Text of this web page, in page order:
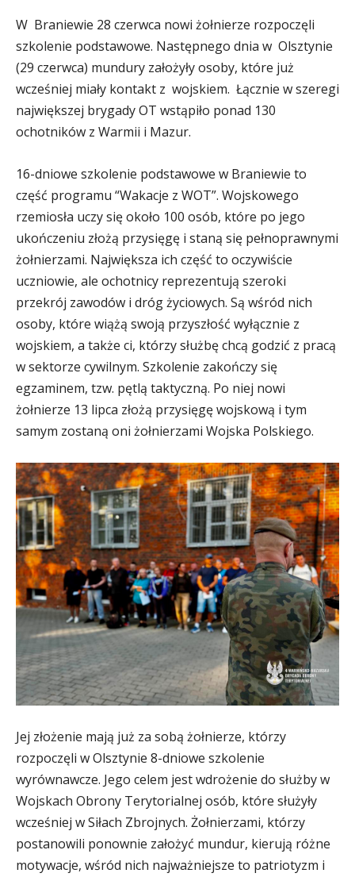
W Braniewie 28 czerwca nowi żołnierze rozpoczęli
szkolenie podstawowe. Następnego dnia w Olsztynie
(29 czerwca) mundury założyły osoby, które już
wcześniej miały kontakt z wojskiem. Łącznie w szeregi
największej brygady OT wstąpiło ponad 130
ochotników z Warmii i Mazur.
16-dniowe szkolenie podstawowe w Braniewie to
część programu “Wakacje z WOT”. Wojskowego
rzemiosła uczy się około 100 osób, które po jego
ukończeniu złożą przysięgę i staną się pełnoprawnymi
żołnierzami. Największa ich część to oczywiście
uczniowie, ale ochotnicy reprezentują szeroki
przekrój zawodów i dróg życiowych. Są wśród nich
osoby, które wiążą swoją przyszłość wyłącznie z
wojskiem, a także ci, którzy służbę chcą godzić z pracą
w sektorze cywilnym. Szkolenie zakończy się
egzaminem, tzw. pętlą taktyczną. Po niej nowi
żołnierze 13 lipca złożą przysięgę wojskową i tym
samym zostaną oni żołnierzami Wojska Polskiego.
Jej złożenie mają już za sobą żołnierze, którzy
rozpoczęli w Olsztynie 8-dniowe szkolenie
wyrównawcze. Jego celem jest wdrożenie do służby w
Wojskach Obrony Terytorialnej osób, które służyły
wcześniej w Siłach Zbrojnych. Żołnierzami, którzy
postanowili ponownie założyć mundur, kierują różne
motywacje, wśród nich najważniejsze to patriotyzm i